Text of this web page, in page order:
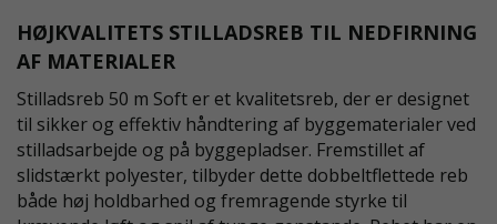
HØJKVALITETS STILLADSREB TIL NEDFIRNING
AF MATERIALER
Stilladsreb 50 m Soft er et kvalitetsreb, der er designet
til sikker og effektiv håndtering af byggematerialer ved
stilladsarbejde og på byggepladser. Fremstillet af
slidstærkt polyester, tilbyder dette dobbeltflettede reb
både høj holdbarhed og fremragende styrke til